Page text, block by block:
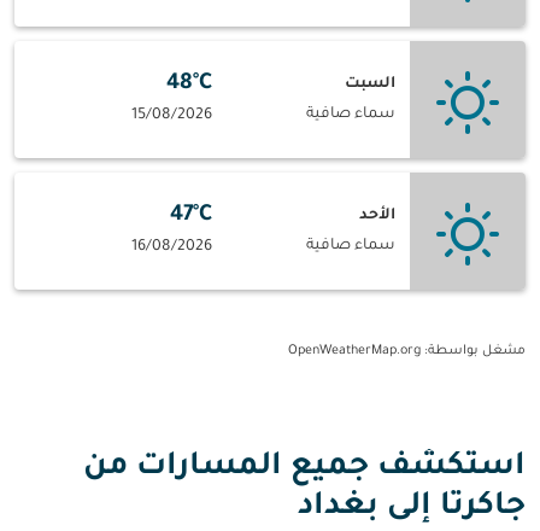
السبت
سماء صافية
48°C
15/08/2026
الأحد
سماء صافية
47°C
16/08/2026
مشغل بواسطة: OpenWeatherMap.org
استكشف جميع المسارات من
جاكرتا إلى بغداد